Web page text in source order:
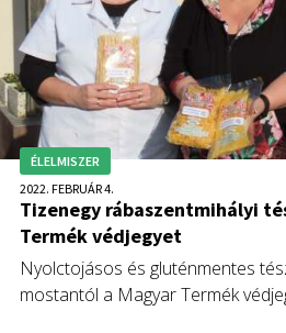
ÉLELMISZER
2022. FEBRUÁR 4.
Tizenegy rábaszentmihályi
Termék védjegyet
Nyolctojásos és gluténmentes
mostantól a Magyar Termék